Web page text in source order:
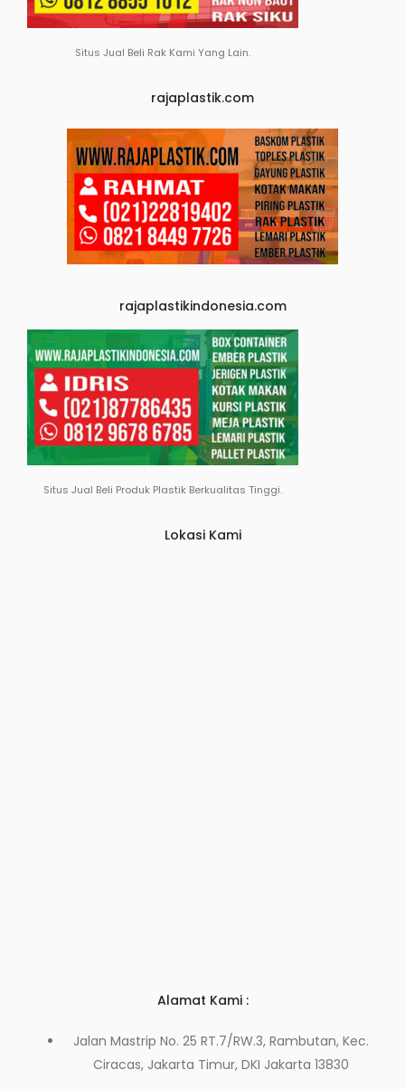
Situs Jual Beli Rak Kami Yang Lain.
rajaplastik.com
rajaplastikindonesia.com
Situs Jual Beli Produk Plastik Berkualitas Tinggi.
Lokasi Kami
Alamat Kami :
Jalan Mastrip No. 25 RT.7/RW.3, Rambutan, Kec.
Ciracas, Jakarta Timur, DKI Jakarta 13830